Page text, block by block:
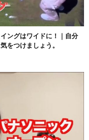
ングはワイドに！｜自分
をつけましょう。